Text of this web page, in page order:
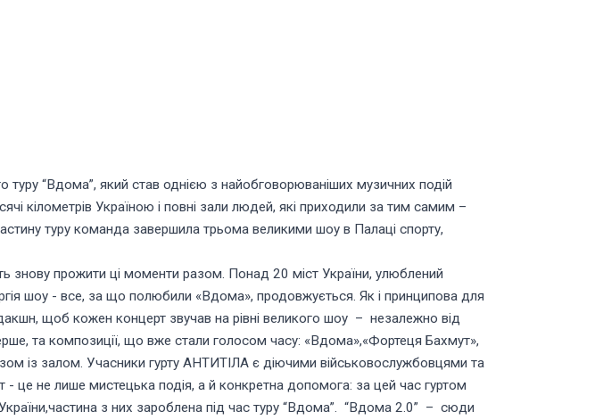
“Вдома”, який став однією з найобговорюваніших музичних подій
кілометрів Україною і повні зали людей, які приходили за тим самим –
туру команда завершила трьома великими шоу в Палаці спорту,
знову прожити ці моменти разом. Понад 20 міст України, улюблений
шоу - все, за що полюбили «Вдома», продовжується. Як і принципова для
щоб кожен концерт звучав на рівні великого шоу – незалежно від
та композиції, що вже стали голосом часу: «Вдома»,«Фортеця Бахмут»,
із залом. Учасники гурту АНТИТІЛА є діючими військовослужбовцями та
не лише мистецька подія, а й конкретна допомога: за цей час гуртом
з них зароблена під час туру “Вдома”. “Вдома 2.0” – сюди